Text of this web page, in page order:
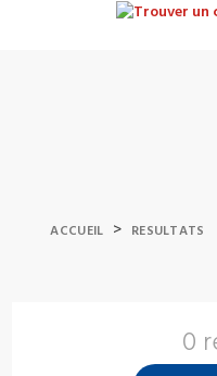
ACCUEIL > RESULTATS
0